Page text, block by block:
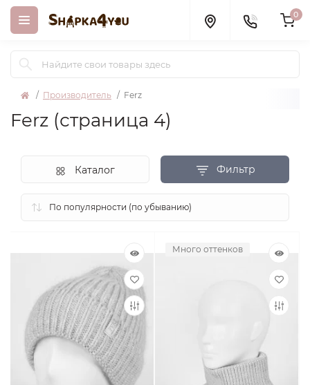
0
Производитель Ferz
Ferz (страница 4)
Фильтр
Каталог
Много оттенков